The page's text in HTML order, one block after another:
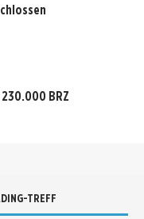
BRZ
TREFF